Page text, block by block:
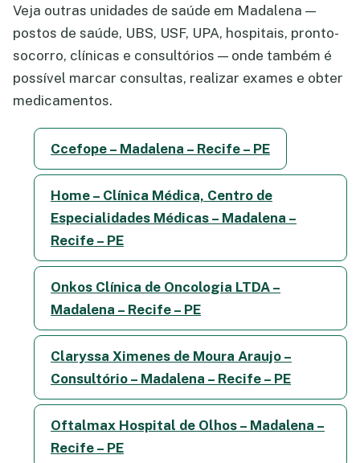
Veja outras unidades de saúde em Madalena —
postos de saúde, UBS, USF, UPA, hospitais, pronto-
socorro, clínicas e consultórios — onde também é
possível marcar consultas, realizar exames e obter
medicamentos.
Ccefope – Madalena – Recife – PE
Home – Clínica Médica, Centro de
Especialidades Médicas – Madalena –
Recife – PE
Onkos Clínica de Oncologia LTDA –
Madalena – Recife – PE
Claryssa Ximenes de Moura Araujo –
Consultório – Madalena – Recife – PE
Oftalmax Hospital de Olhos – Madalena –
Recife – PE